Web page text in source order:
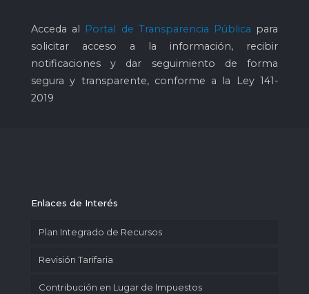
Acceda al Portal de Transparencia Pública para
solicitar acceso a la información, recibir
notificaciones y dar seguimiento de forma
segura y transparente, conforme a la Ley 141-
2019
Enlaces de Interés
Plan Integrado de Recursos
Revisión Tarifaria
Contribución en Lugar de Impuestos